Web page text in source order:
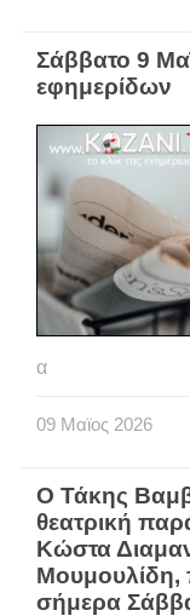
Σάββατο 9
εφημερίδων
α
09 Μαϊος 2026
O Τάκης
θεατρική
Κώστα
Μουμουλίδη,
σήμερα